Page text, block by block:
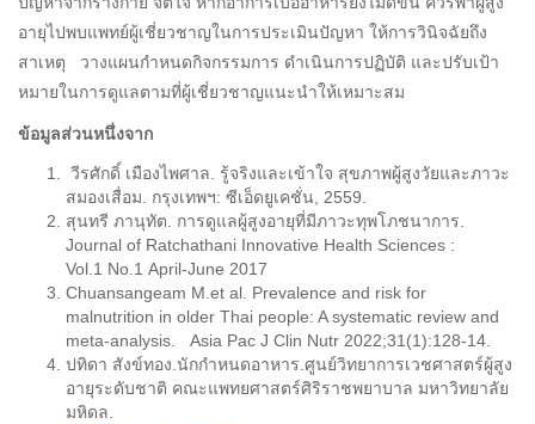
อายุไปพบแพทย์ผู้เชี่ยวชาญในการประเมินปัญหา ให้การวินิจฉัยถึง
สาเหตุ วางแผนกําหนดกิจกรรมการ ดําเนินการปฏิบัติ และปรับเป้า
หมายในการดูแลตามที่ผู้เชี่ยวชาญแนะนำให้เหมาะสม
ข้อมูลส่วนหนึ่งจาก
วีรศักดิ์ เมืองไพศาล. รู้จริงและเข้าใจ สุขภาพผู้สูงวัยและภาวะ
สมองเสื่อม. กรุงเทพฯ: ซีเอ็ดยูเคชั่น, 2559.
สุนทรี ภานุทัต. การดูแลผู้สูงอายุที่มีภาวะทุพโภชนาการ.
Journal of Ratchathani Innovative Health Sciences :
Vol.1 No.1 April-June 2017
Chuansangeam M.et al. Prevalence and risk for
malnutrition in older Thai people: A systematic review and
meta-analysis. Asia Pac J Clin Nutr 2022;31(1):128-14.
ปทิดา สังข์ทอง.นักกำหนดอาหาร.ศูนย์วิทยาการเวชศาสตร์ผู้สูง
อายุระดับชาติ คณะแพทยศาสตร์ศิริราชพยาบาล มหาวิทยาลัย
มหิดล.